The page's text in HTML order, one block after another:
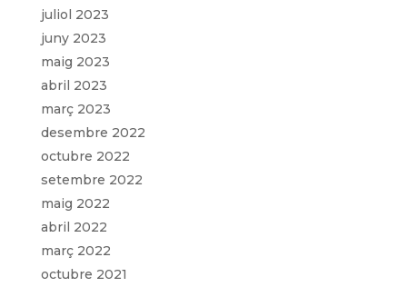
juliol 2023
juny 2023
maig 2023
abril 2023
març 2023
desembre 2022
octubre 2022
setembre 2022
maig 2022
abril 2022
març 2022
octubre 2021